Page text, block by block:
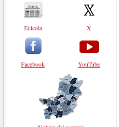
Edicola
Facebook
X
YouTube